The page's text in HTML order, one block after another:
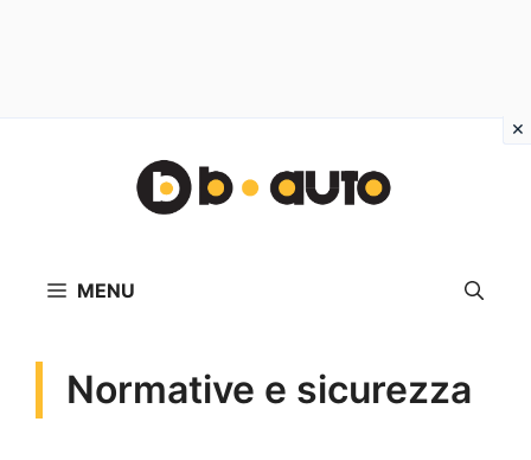
MENU
Normative e sicurezza